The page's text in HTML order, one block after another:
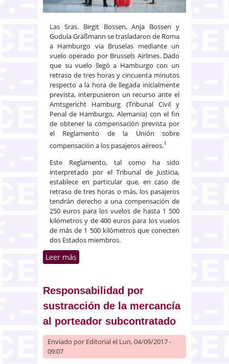
Las Sras. Birgit Bossen, Anja Bossen y
Gudula Gräßmann se trasladaron de Roma
a Hamburgo via Bruselas mediante un
vuelo operado por Brussels Airlines. Dado
que su vuelo llegó a Hamburgo con un
retraso de tres horas y cincuenta minutos
respecto a la hora de llegada inicialmente
prevista, interpusieron un recurso ante el
Amtsgericht Hamburg (Tribunal Civil y
Penal de Hamburgo, Alemania) con el fin
de obtener la compensación prevista por
el Reglamento de la Unión sobre
compensación a los pasajeros aéreos.1
Este Reglamento, tal como ha sido
interpretado por el Tribunal de Justicia,
establece en particular que, en caso de
retraso de tres horas o más, los pasajeros
tendrán derecho a una compensación de
250 euros para los vuelos de hasta 1 500
kilómetros y de 400 euros para los vuelos
de más de 1 500 kilómetros que conecten
dos Estados miembros.
Leer más
Responsabilidad por
sustracción de la mercancía
al porteador subcontratado
Enviado por Editorialel Lun, 04/09/2017 -
09:07